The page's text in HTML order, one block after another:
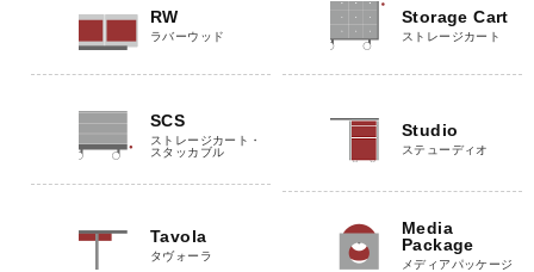
RW
ラバーウッド
Storage Cart
ストレージカート
SCS
ストレージカート・
スタッカブル
Studio
ステューディオ
Tavola
タヴォーラ
Media
Package
メディアパッケージ